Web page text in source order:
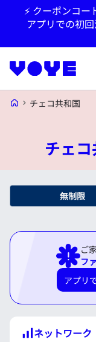
⚡ クーポンコ
アプリでの初
Voye Homepage
チェコ共和国
チェ
無制限
ご
フ
アプリ
ネットワーク